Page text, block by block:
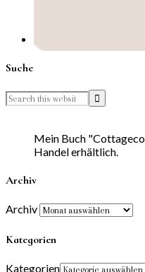
Suche
Mein Buch
Handel erhältlich.
Archiv
Archiv
Kategorien
Kategorien